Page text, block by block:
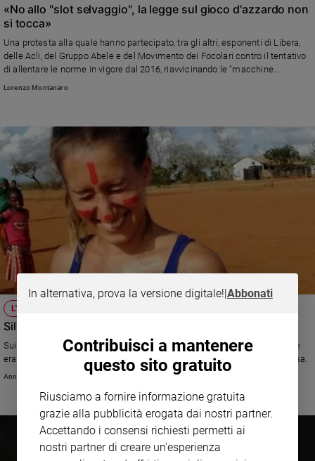
«No allo "slot selvaggio", la legge sul gioco d'azzardo non
si tocca»
Una protesta alla quale hanno partecipato, tra gli altri, esponenti di Libera,
delle Acli, del Gruppo Abele e del Movimento dei Focolari contro il tentativo
di allentare le norme in vigore dal 2016, riavvicinando le "macchine
mangiasoldi" a luoghi sensibili come scuole e oratori.
Lorenzo Montanaro
L'EVENTO
Silvia Romano libera
Sui social esplode la gioia per la liberazione della cooperante italiana che
era stata sequestrata oltre un anno e mezzo fa. Domenica il rientro a casa.
Annachiara Valle
In alternativa, prova la versione digitale!|Abbonati
Contribuisci a mantenere
questo sito gratuito
Riusciamo a fornire informazione gratuita
grazie alla pubblicità erogata dai nostri partner.
Accettando i consensi richiesti permetti ai
nostri partner di creare un'esperienza